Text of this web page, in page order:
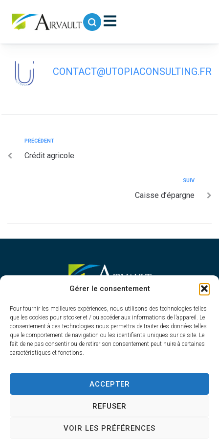
Gérer le consentement
Pour fournir les meilleures expériences, nous utilisons des technologies telles
que les cookies pour stocker et / ou accéder aux informations de l’appareil. Le
consentement à ces technologies nous permettra de traiter des données telles
que le comportement de navigation ou les identifiants uniques sur ce site. Le
fait de ne pas consentir ou de retirer son consentement peut nuire à certaines
caractéristiques et fonctions.
ACCEPTER
REFUSER
VOIR LES PRÉFÉRENCES
La banque postale
CONTACT@UTOPIACONSULTING.FR
PRÉCÉDENT
Crédit agricole
SUIV
Caisse d’épargne
MAIRIE D'AIRVAULT
1 Rue Constant Balquet,
79600 Airvault
05 49 64 70 13
Contacter la mairie
Du lundi au vendredi
de 8h30 à 12h30 et de 13h45 à 17h30
AccessibilitéPlan du siteConfidentialité